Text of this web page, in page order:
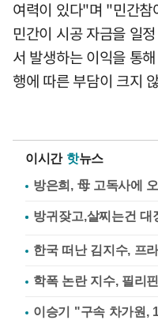
여력이 있다"며 "민간참
민간이 시공 자금을 일
서 발생하는 이익을 통
행에 따른 부담이 크지
이시간 핫뉴스
방은희, 母 고독사에
한국 떠난 김지수, 프
학폭 논란 지수, 필리
이승기 "구속 차가원,